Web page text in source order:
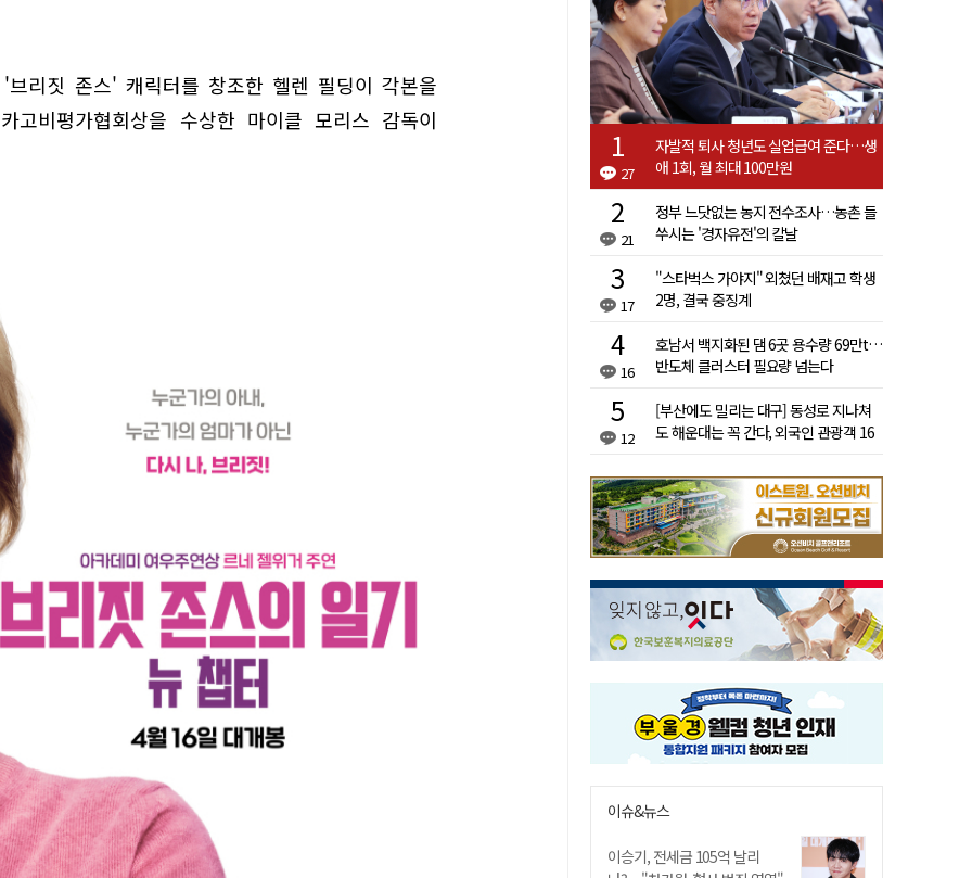
리짓 존스' 캐릭터를 창조한 헬렌 필딩이 각본을
고비평가협회상을 수상한 마이클 모리스 감독이
27
자발적 퇴사 청년도 실업급여 준다…생
애 1회, 월 최대 100만원
21
정부 느닷없는 농지 전수조사…농촌 들
쑤시는 '경자유전'의 칼날
17
"스타벅스 가야지" 외쳤던 배재고 학생
2명, 결국 중징계
16
호남서 백지화된 댐 6곳 용수량 69만t…
반도체 클러스터 필요량 넘는다
12
[부산에도 밀리는 대구] 동성로 지나쳐
도 해운대는 꼭 간다, 외국인 관광객 16
이슈&뉴스
이승기, 전세금 105억 날리